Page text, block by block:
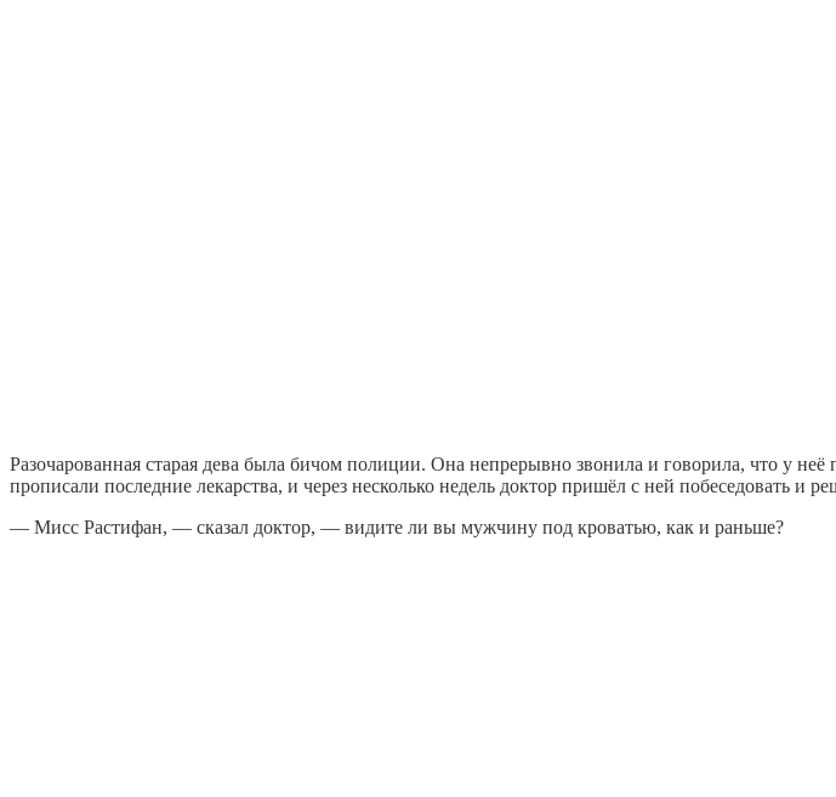
Разочарованная старая дева была бичом полиции. Она непрерывно звонила и говорила, что у
прописали последние лекарства, и через несколько недель доктор пришёл с ней побеседовать и
— Мисс Растифан, — сказал доктор, — видите ли вы мужчину под кроватью, как и раньше?